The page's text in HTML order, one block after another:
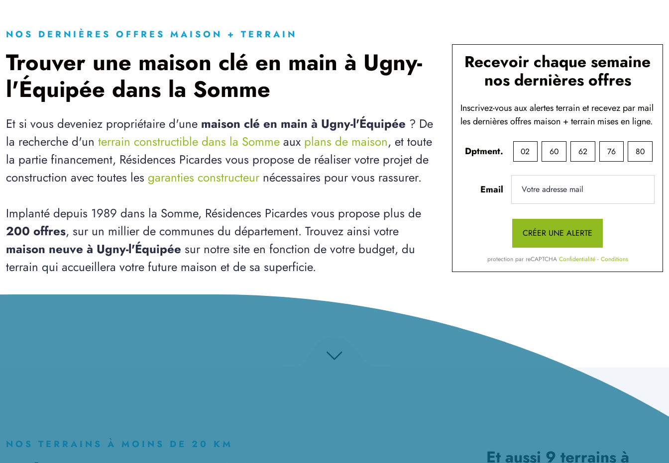
NOS DERNIÈRES OFFRES MAISON + TERRAIN
Trouver une maison clé en main à Ugny-
l'Équipée dans la Somme
Et si vous deveniez propriétaire d'une maison clé en main à Ugny-l'Équipée ? De
la recherche d'un terrain constructible dans la Somme aux plans de maison, et toute
la partie financement, Résidences Picardes vous propose de réaliser votre projet de
construction avec toutes les garanties constructeur nécessaires pour vous rassurer.
Implanté depuis 1989 dans la Somme, Résidences Picardes vous propose plus de
200 offres, sur un millier de communes du département. Trouvez ainsi votre
maison neuve à Ugny-l'Équipée sur notre site en fonction de votre budget, du
terrain qui accueillera votre future maison et de sa superficie.
Recevoir chaque semaine
nos dernières offres
Inscrivez-vous aux alertes terrain et recevez par mail
les dernières offres maison + terrain mises en ligne.
Dptment. 02 60 62 76 80
Email
CRÉER UNE ALERTE
protection par reCAPTCHA Confidentialité - Conditions
NOS TERRAINS À MOINS DE 20 KM
Et aussi 9 terrains à